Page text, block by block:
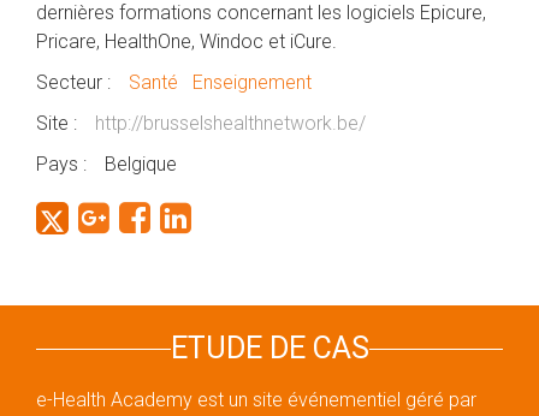
dernières formations concernant les logiciels Epicure,
Pricare, HealthOne, Windoc et iCure.
Secteur :
Santé
Enseignement
Site :
http://brusselshealthnetwork.be/
Pays :
Belgique
ETUDE DE CAS
e-Health Academy est un site événementiel géré par